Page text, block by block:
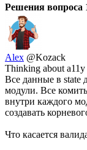
Решения вопроса
Alex @Kozack
Thinking about a11y
Все данные в state
модули. Все
внутри каждого
создавать
Что касается